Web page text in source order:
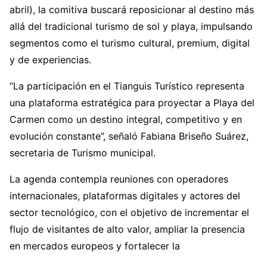
abril), la comitiva buscará reposicionar al destino más
allá del tradicional turismo de sol y playa, impulsando
segmentos como el turismo cultural, premium, digital
y de experiencias.
“La participación en el Tianguis Turístico representa
una plataforma estratégica para proyectar a Playa del
Carmen como un destino integral, competitivo y en
evolución constante”, señaló Fabiana Briseño Suárez,
secretaria de Turismo municipal.
La agenda contempla reuniones con operadores
internacionales, plataformas digitales y actores del
sector tecnológico, con el objetivo de incrementar el
flujo de visitantes de alto valor, ampliar la presencia
en mercados europeos y fortalecer la